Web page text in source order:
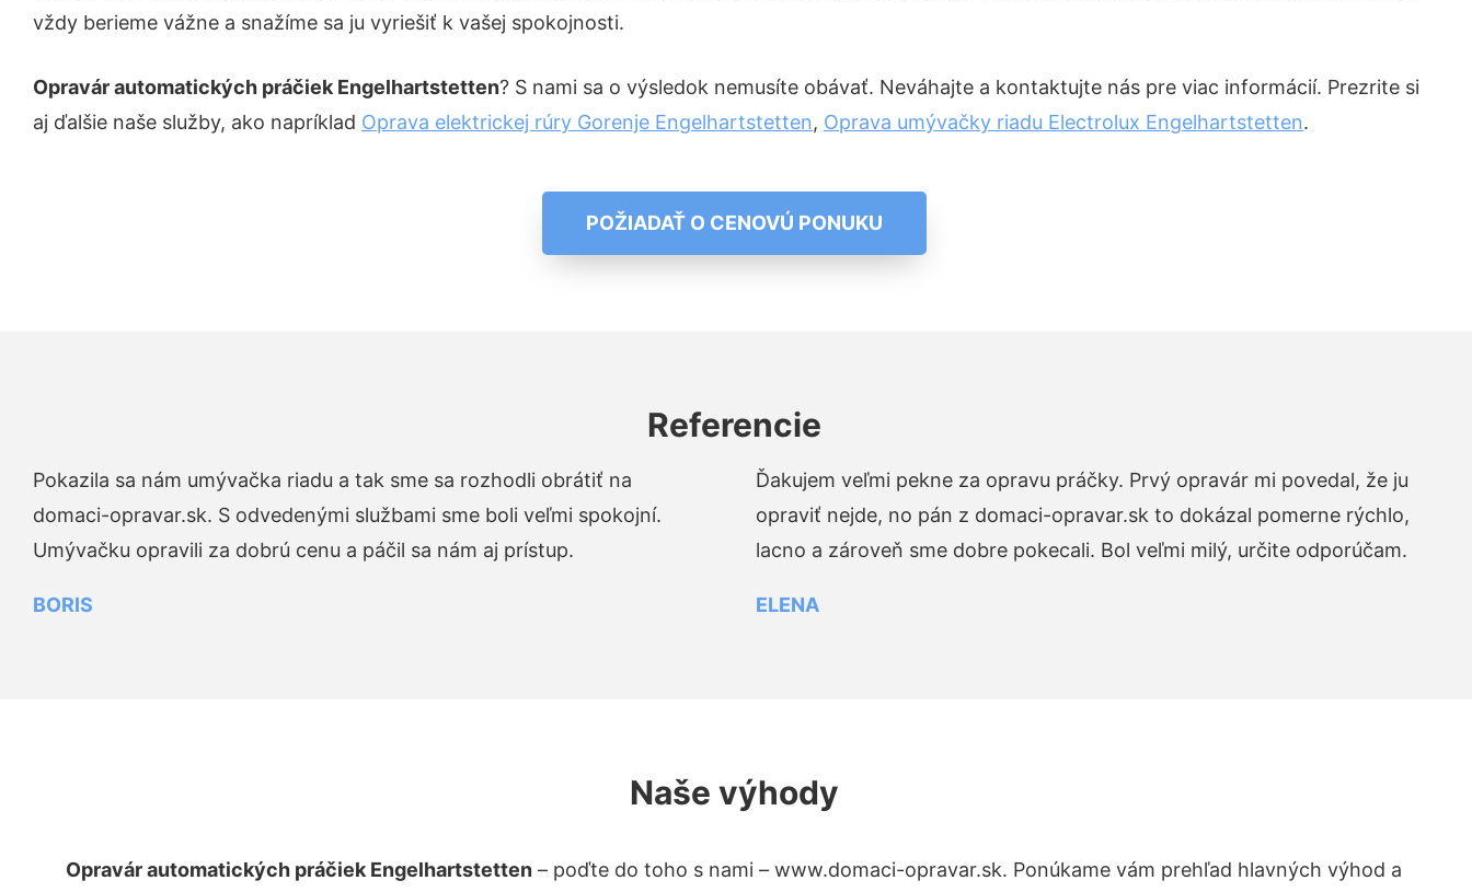
vždy berieme vážne a snažíme sa ju vyriešiť k vašej spokojnosti.
Opravár automatických práčiek Engelhartstetten? S nami sa o výsledok nemusíte obávať. Neváhajte a kontaktujte nás pre viac informácií. Prezrite si
aj ďalšie naše služby, ako napríklad Oprava elektrickej rúry Gorenje Engelhartstetten, Oprava umývačky riadu Electrolux Engelhartstetten.
POŽIADAŤ O CENOVÚ PONUKU
Referencie
Pokazila sa nám umývačka riadu a tak sme sa rozhodli obrátiť na
domaci-opravar.sk. S odvedenými službami sme boli veľmi spokojní.
Umývačku opravili za dobrú cenu a páčil sa nám aj prístup.
BORIS
Ďakujem veľmi pekne za opravu práčky. Prvý opravár mi povedal, že ju
opraviť nejde, no pán z domaci-opravar.sk to dokázal pomerne rýchlo,
lacno a zároveň sme dobre pokecali. Bol veľmi milý, určite odporúčam.
ELENA
Naše výhody
Opravár automatických práčiek Engelhartstetten – poďte do toho s nami – www.domaci-opravar.sk. Ponúkame vám prehľad hlavných výhod a